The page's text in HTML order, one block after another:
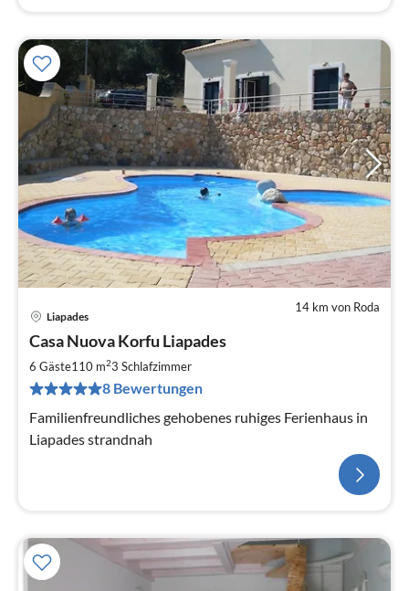
14 km von Roda
Liapades
Casa Nuova Korfu Liapades
6 Gäste110 m23 Schlafzimmer
8 Bewertungen
Familienfreundliches gehobenes ruhiges Ferienhaus in
Liapades strandnah